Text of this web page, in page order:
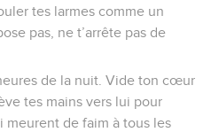
tes larmes comme un
pas, ne t’arrête pas de
de la nuit. Vide ton cœur
tes mains vers lui pour
meurent de faim à tous les